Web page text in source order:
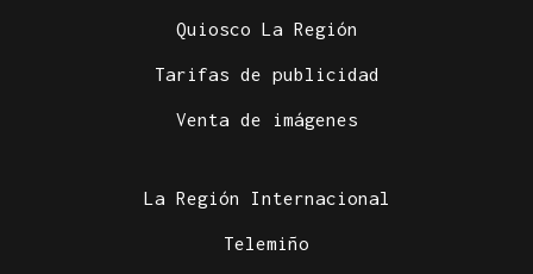
Quiosco La Región
Tarifas de publicidad
Venta de imágenes
La Región Internacional
Telemiño